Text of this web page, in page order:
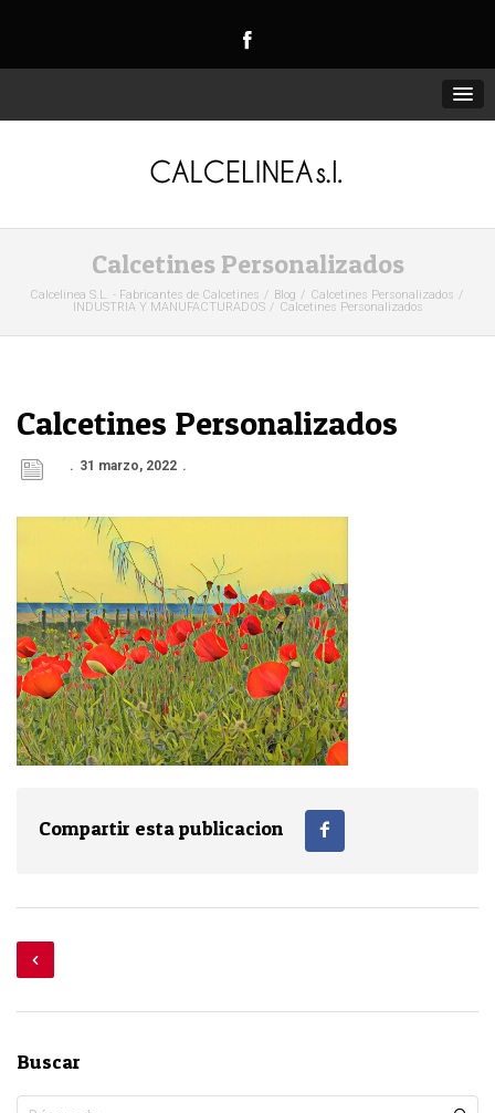
Calcetines Personalizados
Calcelinea S.L. - Fabricantes de Calcetines Blog
Calcetines Personalizados
INDUSTRIA Y MANUFACTURADOS
Calcetines Personalizados
Calcetines Personalizados
31 marzo, 2022
Compartir esta publicacion
Buscar